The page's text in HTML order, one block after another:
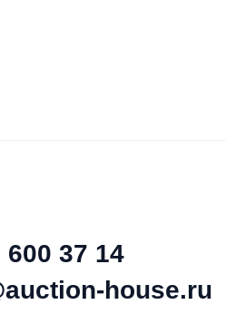
600 37 14
house.ru